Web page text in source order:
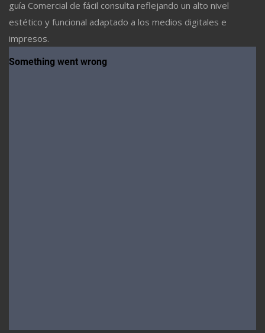
guía Comercial de fácil consulta reflejando un alto nivel
estético y funcional adaptado a los medios digitales e
impresos.